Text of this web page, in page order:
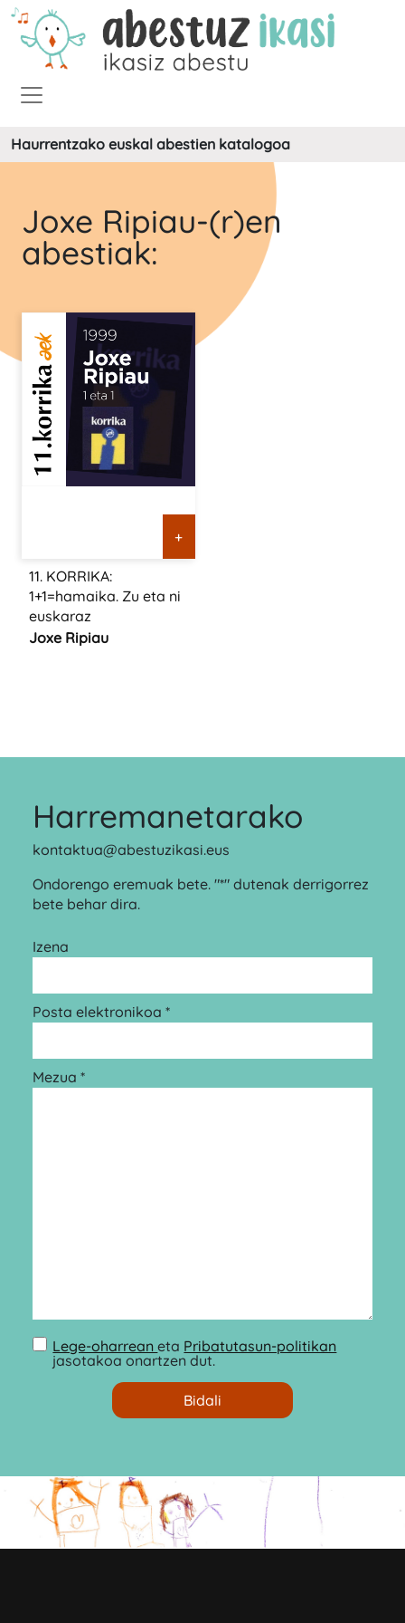
Haurrentzako euskal abestien katalogoa
Joxe Ripiau-(r)en
abestiak:
+
11. KORRIKA:
1+1=hamaika. Zu eta ni
euskaraz
Joxe Ripiau
Harremanetarako
kontaktua@abestuzikasi.eus
Ondorengo eremuak bete. "*" dutenak derrigorrez
bete behar dira.
Izena
Posta elektronikoa *
Mezua *
Lege-oharreaneta Pribatutasun-politikan
jasotakoa onartzen dut.